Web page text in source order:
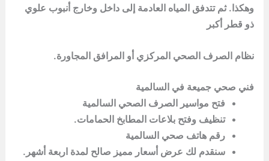
وهكذا. ثم تتدفق المياه العادمة إلى داخل وخارج أنبوب علوي
ذو قطر أكبر
نظام الصرف الصحي المركزي أو المرافق المجاورة.
فني صحي جميعة في السالمية
فتح مواسير الصرف الصحي السالمية
تنظيف وفتح بلاعات المطابخ الحمامات.
رقم هاتف صحي السالمية
سنقدم لك عرض أسعار مميز صالح لمدة اربعة أشهر.